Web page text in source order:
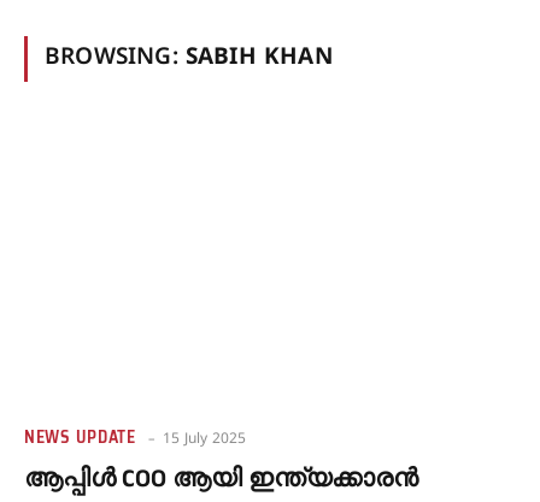
BROWSING: SABIH KHAN
NEWS UPDATE 15 July 2025
ആപ്പിൾ COO ആയി ഇന്ത്യക്കാരൻ